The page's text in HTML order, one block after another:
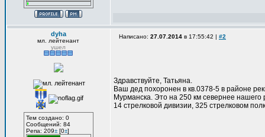
dyha
мл. лейтенант
ушел
Тем создано: 0
Сообщений: 84
Репа: 209±[0±]
Написано: 27.07.2014 в 17:55:42 | #2
Здравствуйте, Татьяна.
Ваш дед похоронен в кв.0378-5 в районе
Мурманска. Это на 250 км севернее
14 стрелковой дивизии, 325 стрелковом